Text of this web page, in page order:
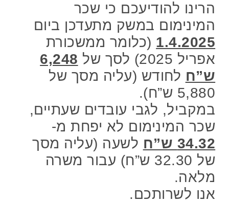
הרינו להודיעכם כי שכר
המינימום במשק מתעדכן ביום
1.4.2025 (כלומר ממשכורת
אפריל 2025) לסך של
6,248
ש”ח לחודש (עליה מסך של
5,880 ש”ח).
במקביל, לגבי עובדים שעתיים,
שכר המינימום לא יפחת מ-
34.32 ש”ח
לשעה (עליה מסך
של 32.30 ש”ח) עבור משרה
מלאה.
אנו לשרותכם.